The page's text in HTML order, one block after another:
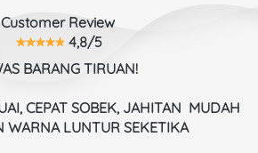
Customer Review
4,8/5
BARANG TIRUAN!
CEPAT SOBEK, JAHITAN  MUDAH
WARNA LUNTUR SEKETIKA